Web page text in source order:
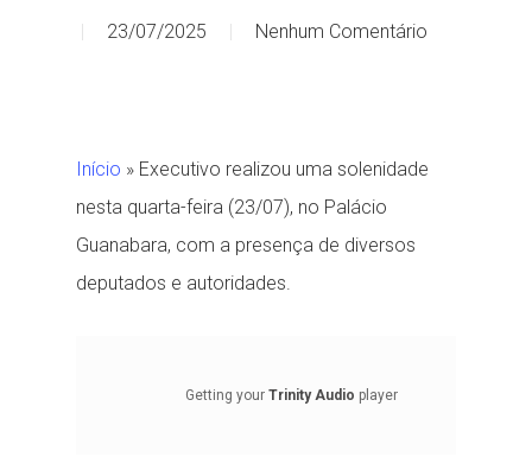
23/07/2025 Nenhum Comentário
Início » Executivo realizou uma solenidade
nesta quarta-feira (23/07), no Palácio
Guanabara, com a presença de diversos
deputados e autoridades.
Getting your Trinity Audio player